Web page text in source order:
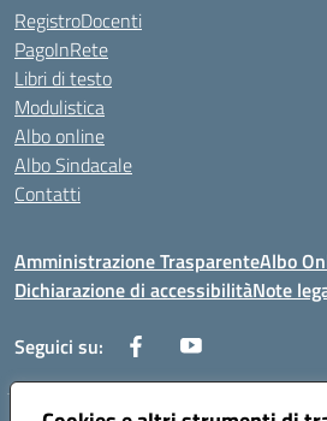
RegistroDocenti
PagoInRete
Libri di testo
Modulistica
Albo online
Albo Sindacale
Contatti
Amministrazione TrasparenteAlbo
Dichiarazione di accessibilitàNote
Seguici su: